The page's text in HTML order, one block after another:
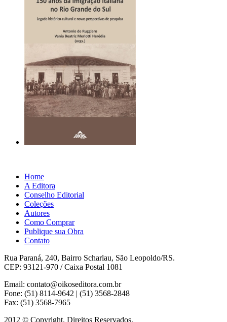
Home
A Editora
Conselho Editorial
Coleções
Autores
Como Comprar
Publique sua Obra
Contato
Rua Paraná, 240, Bairro Scharlau, São Leopoldo/RS.
CEP: 93121-970 / Caixa Postal 1081
Email: contato@oikoseditora.com.br
Fone: (51) 8114-9642 | (51) 3568-2848
Fax: (51) 3568-7965
2012 © Copyright. Direitos Reservados.